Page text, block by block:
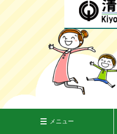
メニュー